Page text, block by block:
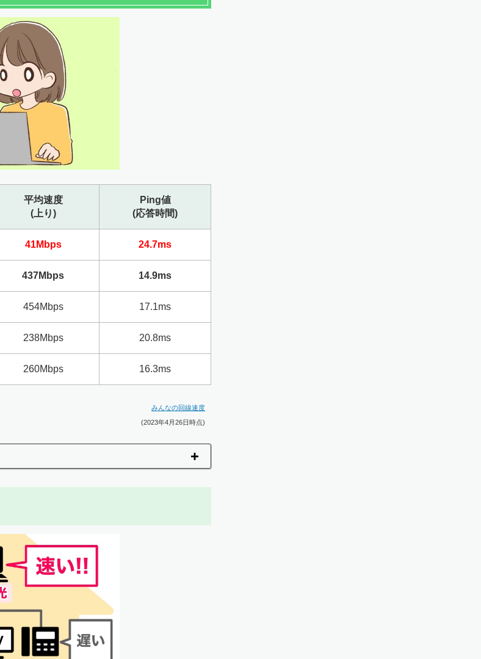
平均速度
(上り)
Ping値
(応答時間)
41Mbps 24.7ms
437Mbps 14.9ms
454Mbps 17.1ms
238Mbps 20.8ms
260Mbps 16.3ms
みんなの回線速度
(2023年4月26日時点)